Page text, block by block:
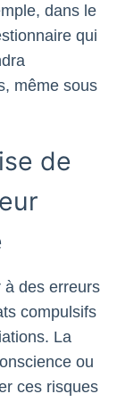
dans le
qui
même sous
de
à des erreurs
compulsifs
La
ou
ces risques